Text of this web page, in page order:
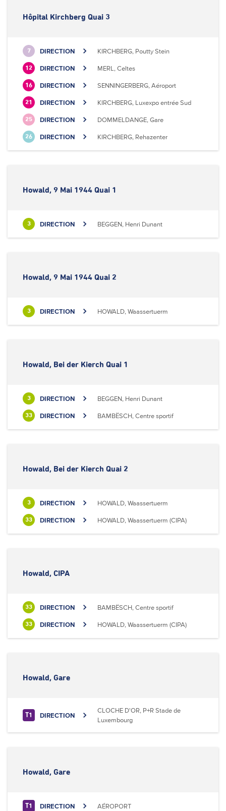
Hôpital Kirchberg Quai 3
7 DIRECTION KIRCHBERG, Poutty Stein
12 DIRECTION MERL, Celtes
16 DIRECTION SENNINGERBERG, Aéroport
21 DIRECTION KIRCHBERG, Luxexpo entrée Sud
25 DIRECTION DOMMELDANGE, Gare
26 DIRECTION KIRCHBERG, Rehazenter
Howald, 9 Mai 1944 Quai 1
3 DIRECTION BEGGEN, Henri Dunant
Howald, 9 Mai 1944 Quai 2
3 DIRECTION HOWALD, Waassertuerm
Howald, Bei der Kierch Quai 1
3 DIRECTION BEGGEN, Henri Dunant
33 DIRECTION BAMBËSCH, Centre sportif
Howald, Bei der Kierch Quai 2
3 DIRECTION HOWALD, Waassertuerm
33 DIRECTION HOWALD, Waassertuerm (CIPA)
Howald, CIPA
33 DIRECTION BAMBËSCH, Centre sportif
33 DIRECTION HOWALD, Waassertuerm (CIPA)
Howald, Gare
T1 DIRECTION
CLOCHE D'OR, P+R Stade de
Luxembourg
Howald, Gare
T1 DIRECTION AÉROPORT